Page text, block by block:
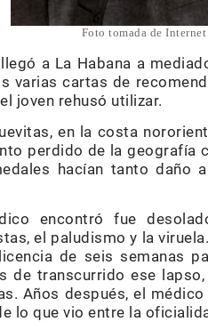
Foto tomada de Internet
a La Habana a
varias cartas de
joven rehusó utilizar.
en la costa
perdido de la geografía
hacían tanto daño
encontró fue
el paludismo y la
de seis semanas
de transcurrido ese
Años después, el
lo que vio entre la